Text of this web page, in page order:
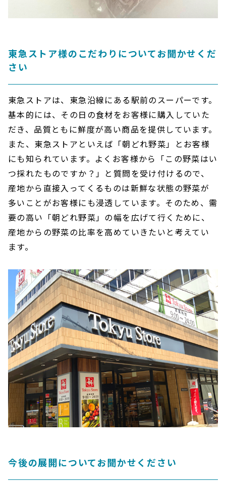
東急ストア様のこだわりについてお聞かせくだ
さい
東急ストアは、東急沿線にある駅前のスーパーです。
基本的には、その日の食材をお客様に購入していた
だき、品質ともに鮮度が高い商品を提供しています。
また、東急ストアといえば「朝どれ野菜」とお客様
にも知られています。よくお客様から「この野菜はい
つ採れたものですか？」と質問を受け付けるので、
産地から直接入ってくるものは新鮮な状態の野菜が
多いことがお客様にも浸透しています。そのため、需
要の高い「朝どれ野菜」の幅を広げて行くために、
産地からの野菜の比率を高めていきたいと考えてい
ます。
今後の展開についてお聞かせください